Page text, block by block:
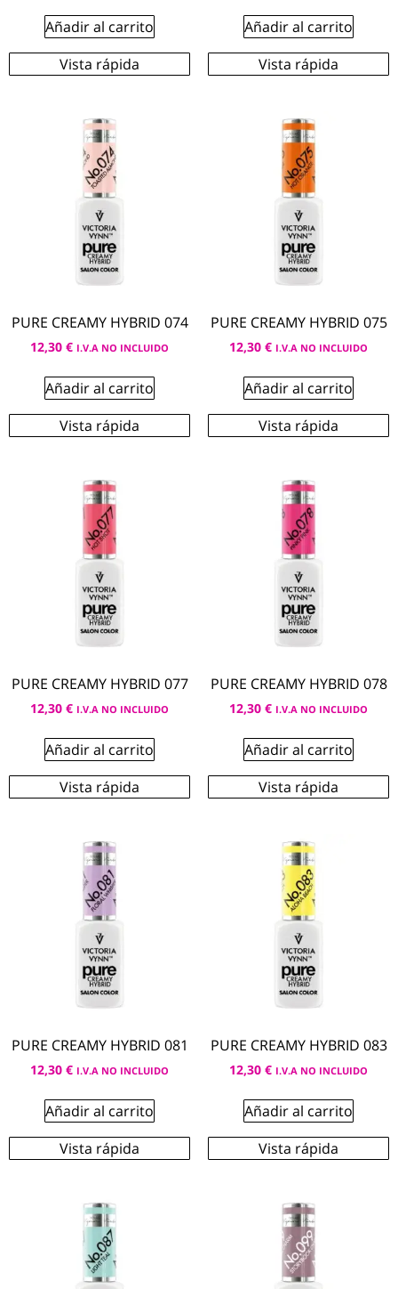
Añadir al carrito
Vista rápida
Añadir al carrito
Vista rápida
PURE CREAMY HYBRID 074
12,30 € I.V.A NO INCLUIDO
Añadir al carrito
Vista rápida
PURE CREAMY HYBRID 075
12,30 € I.V.A NO INCLUIDO
Añadir al carrito
Vista rápida
PURE CREAMY HYBRID 077
12,30 € I.V.A NO INCLUIDO
Añadir al carrito
Vista rápida
PURE CREAMY HYBRID 078
12,30 € I.V.A NO INCLUIDO
Añadir al carrito
Vista rápida
PURE CREAMY HYBRID 081
12,30 € I.V.A NO INCLUIDO
Añadir al carrito
Vista rápida
PURE CREAMY HYBRID 083
12,30 € I.V.A NO INCLUIDO
Añadir al carrito
Vista rápida